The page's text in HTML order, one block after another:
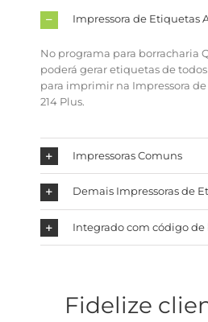
Impressora de Etiquetas
No programa para borracharia
poderá gerar etiquetas de
para imprimir na Impressora
214 Plus.
Impressoras Comuns
Demais Impressoras de
Integrado com código de
Fidelize